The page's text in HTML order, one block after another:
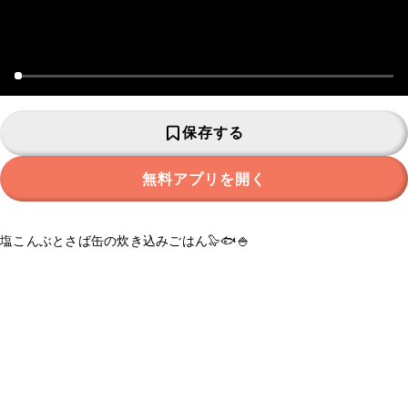
保存する
無料アプリを開く
塩こんぶとさば缶の炊き込みごはん🦭🐟🍚